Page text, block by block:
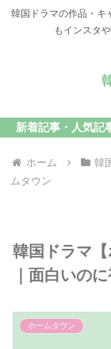
韓国ドラマの作品・キ
もインスタ
新着記事・人気記
ホーム 韓
ムタウン
韓国ドラマ
｜面白いの
ホームタウン